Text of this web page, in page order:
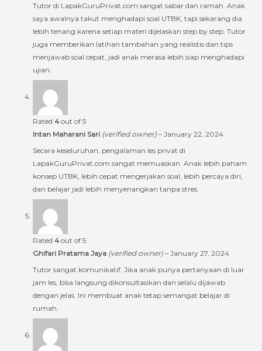
Tutor di LapakGuruPrivat.com sangat sabar dan ramah. Anak
saya awalnya takut menghadapi soal UTBK, tapi sekarang dia
lebih tenang karena setiap materi dijelaskan step by step. Tutor
juga memberikan latihan tambahan yang realistis dan tips
menjawab soal cepat, jadi anak merasa lebih siap menghadapi
ujian.
Rated 4 out of 5
Intan Maharani Sari (verified owner) – January 22, 2024
Secara keseluruhan, pengalaman les privat di
LapakGuruPrivat.com sangat memuaskan. Anak lebih paham
konsep UTBK, lebih cepat mengerjakan soal, lebih percaya diri,
dan belajar jadi lebih menyenangkan tanpa stres.
Rated 4 out of 5
Ghifari Pratama Jaya (verified owner) – January 27, 2024
Tutor sangat komunikatif. Jika anak punya pertanyaan di luar
jam les, bisa langsung dikonsultasikan dan selalu dijawab
dengan jelas. Ini membuat anak tetap semangat belajar di
rumah.